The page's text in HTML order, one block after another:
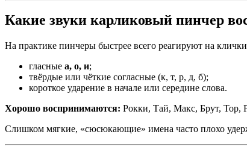
Какие звуки карликовый пинчер
На практике пинчеры быстрее всего реагируют на
гласные а, о, и;
твёрдые или чёткие согласные (к, т, р, д, б);
короткое ударение в начале или середине слова.
Хорошо воспринимаются: Рокки, Тай, Макс, Брут, Тор,
Слишком мягкие, «сюсюкающие» имена часто плохо